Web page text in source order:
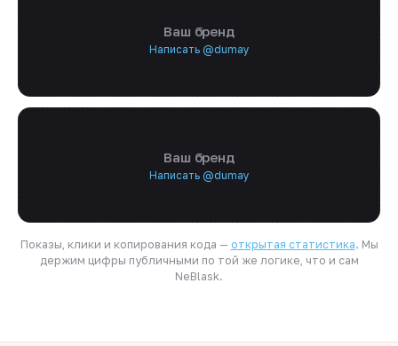
Ваш бренд
Написать @dumay
Ваш бренд
Написать @dumay
Показы, клики и копирования кода — открытая статистика. Мы
держим цифры публичными по той же логике, что и сам
NeBlask.